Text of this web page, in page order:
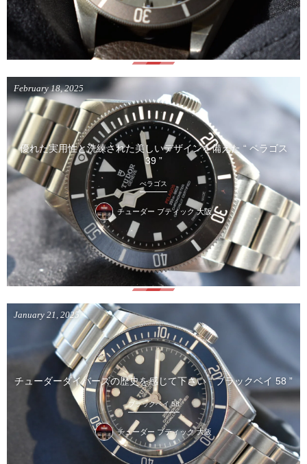
優れた実用性と洗練された美しいデザインを備えた “ ペラゴス
39 ”
February 18,2025
ぺラゴス
チューダー ブティック 大阪
チューダーダイバーズの歴史を感じて下さい “ ブラックベイ 58 ”
January 21 2025
ブラックベイ 58
チューダー ブティック 大阪